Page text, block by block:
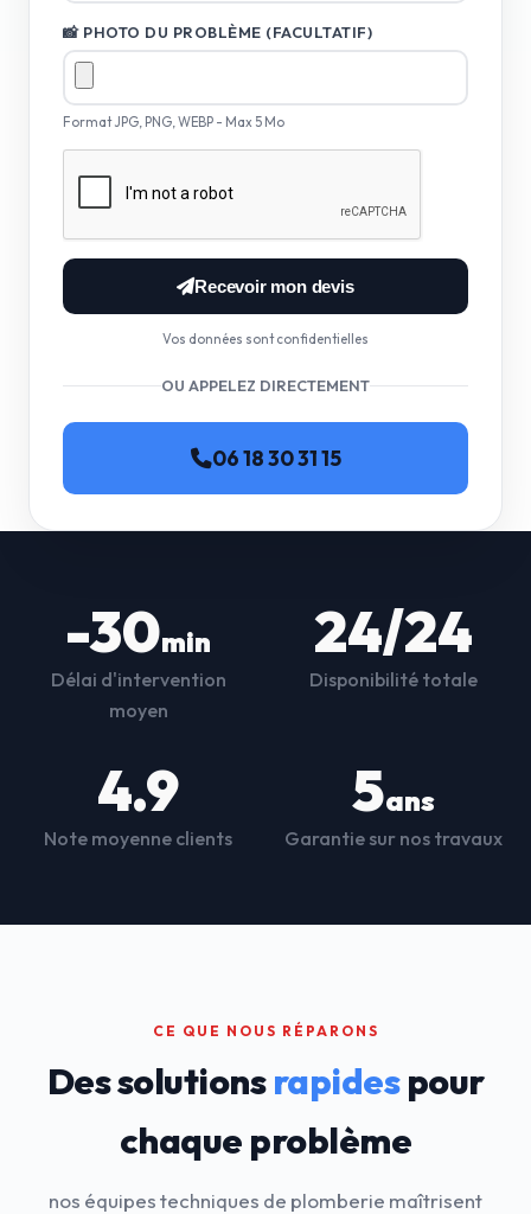
📸 PHOTO DU PROBLÈME (FACULTATIF)
Format JPG, PNG, WEBP - Max 5 Mo
Recevoir mon devis
Vos données sont confidentielles
OU APPELEZ DIRECTEMENT
06 18 30 31 15
-30min
Délai d'intervention
moyen
24/24
Disponibilité totale
4.9
Note moyenne clients
5ans
Garantie sur nos travaux
CE QUE NOUS RÉPARONS
Des solutionsrapidespour
chaque problème
nos équipes techniques de plomberie maîtrisent